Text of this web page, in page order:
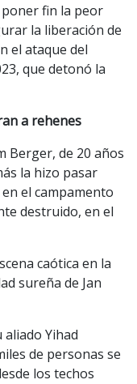
fin la peor
la liberación de
el ataque del
que detonó la
a rehenes
Berger, de 20 años
la hizo pasar
el campamento
destruido, en el
caótica en la
sureña de Jan
Yihad
de personas se
los techos